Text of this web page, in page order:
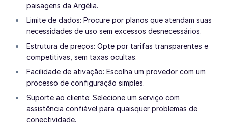
paisagens da Argélia.
Limite de dados: Procure por planos que atendam suas
necessidades de uso sem excessos desnecessários.
Estrutura de preços: Opte por tarifas transparentes e
competitivas, sem taxas ocultas.
Facilidade de ativação: Escolha um provedor com um
processo de configuração simples.
Suporte ao cliente: Selecione um serviço com
assistência confiável para quaisquer problemas de
conectividade.